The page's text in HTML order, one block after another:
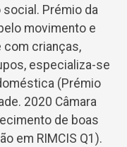
Prémio da
movimento e
com crianças,
especializa-se
(Prémio
2020 Câmara
de boas
em RIMCIS Q1).